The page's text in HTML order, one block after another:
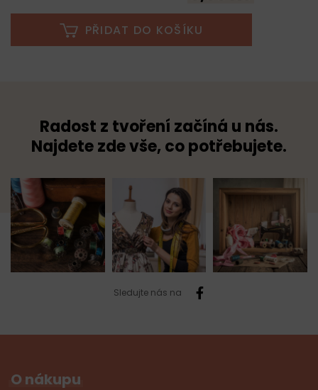
PŘIDAT DO KOŠÍKU
Radost z tvoření začíná u nás.
Najdete zde vše, co potřebujete.
Sledujte nás na
O nákupu